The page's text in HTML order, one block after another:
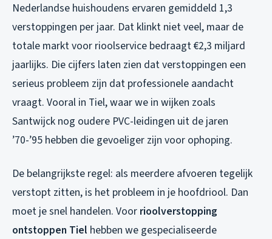
Nederlandse huishoudens ervaren gemiddeld 1,3
verstoppingen per jaar. Dat klinkt niet veel, maar de
totale markt voor rioolservice bedraagt €2,3 miljard
jaarlijks. Die cijfers laten zien dat verstoppingen een
serieus probleem zijn dat professionele aandacht
vraagt. Vooral in Tiel, waar we in wijken zoals
Santwijck nog oudere PVC-leidingen uit de jaren
’70-’95 hebben die gevoeliger zijn voor ophoping.
De belangrijkste regel: als meerdere afvoeren tegelijk
verstopt zitten, is het probleem in je hoofdriool. Dan
moet je snel handelen. Voor rioolverstopping
ontstoppen Tiel hebben we gespecialiseerde